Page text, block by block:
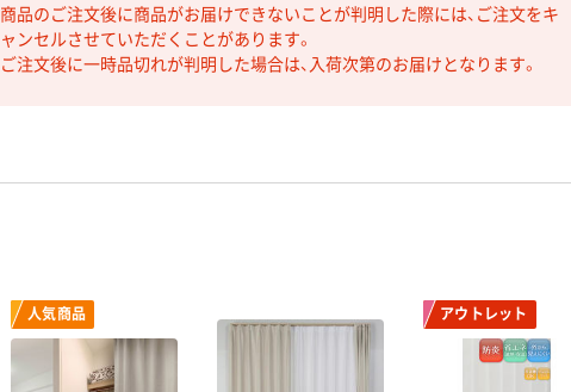
商品のご注文後に商品がお届けできないことが判明した際には、ご注文をキ
ャンセルさせていただくことがあります。
ご注文後に一時品切れが判明した場合は、入荷次第のお届けとなります。
人気商品 アウトレット